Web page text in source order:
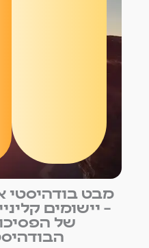
מבט בודהיסטי
– יישומים
של